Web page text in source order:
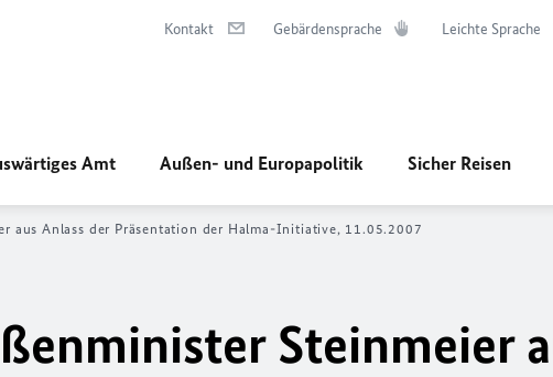
Kontakt Gebärdensprache Leichte Sprache
Amt Außen- und Europapolitik Sicher Reisen
aus Anlass der Präsentation der Halma-Initiative, 11.05.2007
Steinmeier